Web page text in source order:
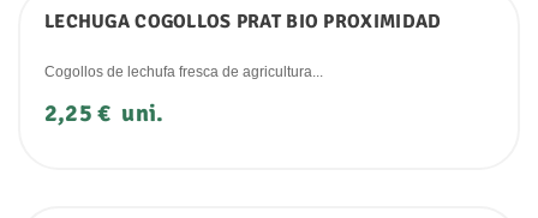
LECHUGA COGOLLOS PRAT BIO PROXIMIDAD
Cogollos de lechufa fresca de agricultura...
Precio
2,25 € uni.